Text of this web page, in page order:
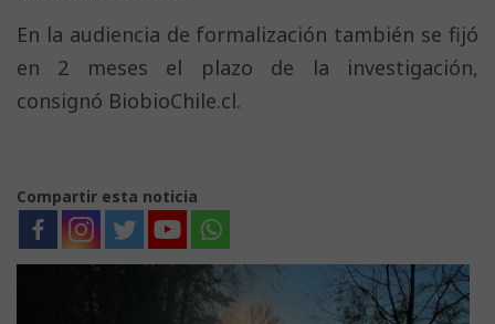
En la audiencia de formalización también se fijó
en 2 meses el plazo de la investigación,
consignó BiobioChile.cl.
Compartir esta noticia